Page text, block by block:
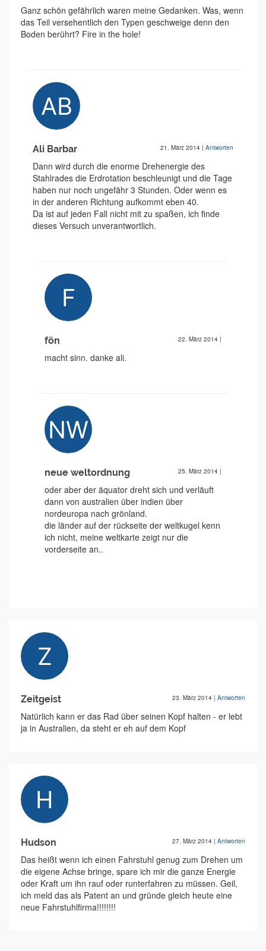
Ganz schön gefährlich waren meine Gedanken. Was, wenn
das Teil versehentlich den Typen geschweige denn den
Boden berührt? Fire in the hole!
Ali Barbar 21. März 2014 | Antworten
Dann wird durch die enorme Drehenergie des
Stahlrades die Erdrotation beschleunigt und die Tage
haben nur noch ungefähr 3 Stunden. Oder wenn es
in der anderen Richtung aufkommt eben 40.
Da ist auf jeden Fall nicht mit zu spaßen, ich finde
dieses Versuch unverantwortlich.
fön 22. März 2014 |
macht sinn. danke ali.
neue weltordnung 25. März 2014 |
oder aber der äquator dreht sich und verläuft
dann von australien über indien über
nordeuropa nach grönland.
die länder auf der rückseite der weltkugel kenn
ich nicht, meine weltkarte zeigt nur die
vorderseite an..
Zeitgeist 23. März 2014 | Antworten
Natürlich kann er das Rad über seinen Kopf halten - er lebt
ja in Australien, da steht er eh auf dem Kopf
Hudson 27. März 2014 | Antworten
Das heißt wenn ich einen Fahrstuhl genug zum Drehen um
die eigene Achse bringe, spare ich mir die ganze Energie
oder Kraft um ihn rauf oder runterfahren zu müssen. Geil,
ich meld das als Patent an und gründe gleich heute eine
neue Fahrstuhlfirma!!!!!!!!